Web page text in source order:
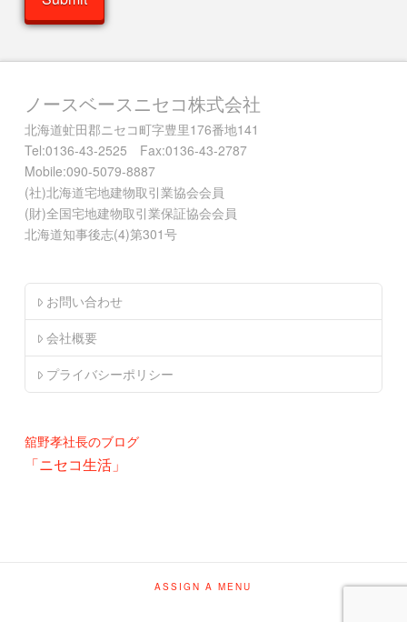
ノースベースニセコ株式会社
北海道虻田郡ニセコ町字豊里176番地141
Tel:0136-43-2525 Fax:0136-43-2787
Mobile:090-5079-8887
(社)北海道宅地建物取引業協会会員
(財)全国宅地建物取引業保証協会会員
北海道知事後志(4)第301号
お問い合わせ
会社概要
プライバシーポリシー
舘野孝社長のブログ
「ニセコ生活」
ASSIGN A MENU